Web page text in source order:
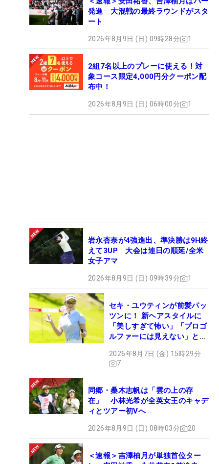
発進 大混戦の最終ラウンドがスタ
ート
2026年8月9日 (日) 09時28分 1
2組7名以上のプレーに使える！対
象コース限定4,000円分クーポン配
布中！
2026年8月9日 (日) 06時00分 1
岩永杏奈が4強進出、準決勝は9H終
えて3UP 大会は連日の順延/全米
女子アマ
2026年8月9日 (日) 09時39分 1
セキ・ユウティンが前髪パッ
ツンに！ 新ヘアスタイルに
「美しすぎて怖い」「プロゴ
ルファーには見えない」とコ
2026年8月7日 (金) 15時29分
7
同郷・桑木志帆は「雲の上の存
在」 小林光希が全英女王のキャデ
ィとツアー初Vへ
2026年8月9日 (日) 08時03分 20
＜速報＞吉澤柚月が単独首位ター